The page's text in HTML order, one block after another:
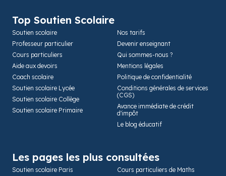
Top Soutien Scolaire
Soutien scolaire
Professeur particulier
Cours particuliers
Aide aux devoirs
Coach scolaire
Soutien scolaire Lycée
Soutien scolaire Collège
Soutien scolaire Primaire
Nos tarifs
Devenir enseignant
Qui sommes-nous ?
Mentions légales
Politique de confidentialité
Conditions générales de services
(CGS)
Avance immédiate de crédit
d'impôt
Le blog éducatif
Les pages les plus consultées
Soutien scolaire Paris
Cours particuliers de Maths